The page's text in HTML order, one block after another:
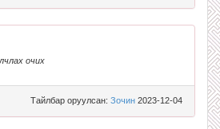
очих
Тайлбар оруулсан: Зочин 2023-12-04